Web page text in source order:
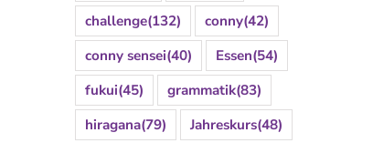
challenge(132) conny(42)
conny sensei(40) Essen(54)
fukui(45) grammatik(83)
hiragana(79) Jahreskurs(48)